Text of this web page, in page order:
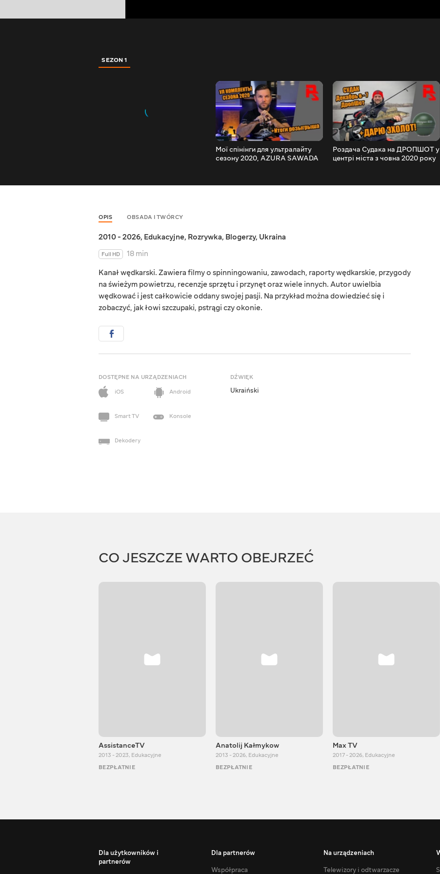
SEZON 1
Мої спінінги для ультралайту
сезону 2020, AZURA SAWADA
Роздача Судака на ДРОПШОТ у
центрі міста з човна 2020 року
OPIS OBSADA I TWÓRCY
2010 - 2026, Edukacyjne, Rozrywka, Blogerzy, Ukraina
Full HD
18 min
Kanał wędkarski. Zawiera filmy o spinningowaniu, zawodach, raporty wędkarskie, przygody
na świeżym powietrzu, recenzje sprzętu i przynęt oraz wiele innych. Autor uwielbia
wędkować i jest całkowicie oddany swojej pasji. Na przykład można dowiedzieć się i
zobaczyć, jak łowi szczupaki, pstrągi czy okonie.
DOSTĘPNE NA URZĄDZENIACH
iOS
Android
Smart TV Konsole
Dekodery
DŹWIĘK
Ukraiński
CO JESZCZE WARTO OBEJRZEĆ
AssistanceTV
2013 - 2023, Edukacyjne
BEZPŁATNIE
Anatolij Kałmykow
2013 - 2026, Edukacyjne
BEZPŁATNIE
Max TV
2017 - 2026, Edukacyjne
BEZPŁATNIE
Dla użytkowników i
partnerów
Dla partnerów
Współpraca
Na urządzeniach
Telewizory i odtwarzacze